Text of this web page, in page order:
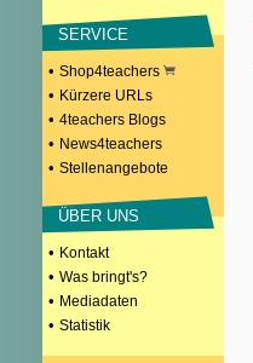
SERVICE
• Shop4teachers
• Kürzere URLs
• 4teachers Blogs
• News4teachers
• Stellenangebote
ÜBER UNS
• Kontakt
• Was bringt's?
• Mediadaten
• Statistik